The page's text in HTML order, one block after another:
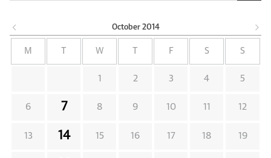
October 2014
M W F S S
1 2 3 4 5
6 7 8 9 10 11 12
13 14 15 16 17 18 19